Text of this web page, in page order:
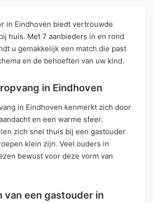
in Eindhoven biedt vertrouwde
huis. Met 7 aanbieders in en rond
u gemakkelijk een match die past
en de behoeften van uw kind.
in Eindhoven
in Eindhoven kenmerkt zich door
en een warme sfeer.
zich snel thuis bij een gastouder
klein zijn. Veel ouders in
bewust voor deze vorm van
van een gastouder in